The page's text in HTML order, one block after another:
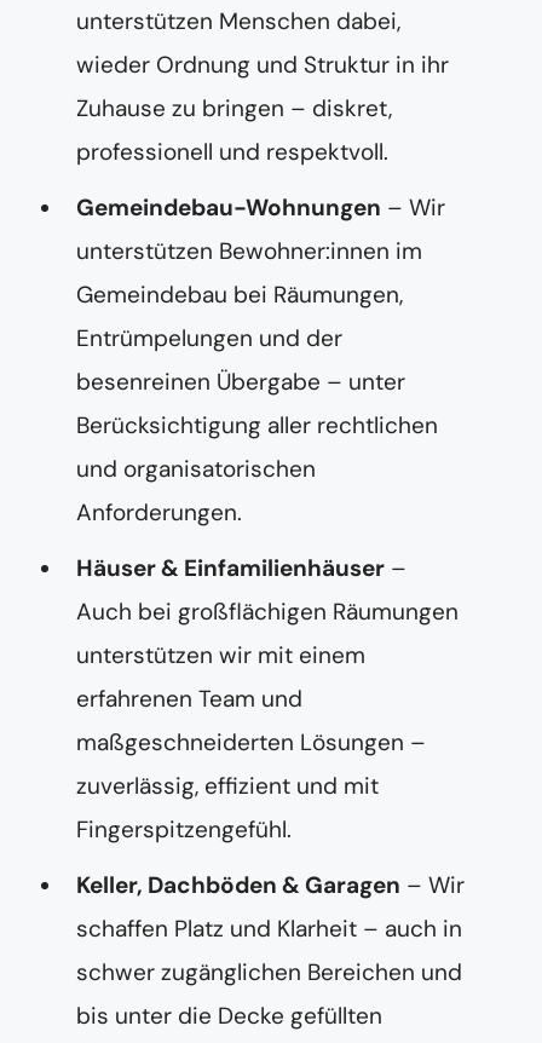
unterstützen Menschen dabei,
wieder Ordnung und Struktur in ihr
Zuhause zu bringen – diskret,
professionell und respektvoll.
Gemeindebau-Wohnungen – Wir
unterstützen Bewohner:innen im
Gemeindebau bei Räumungen,
Entrümpelungen und der
besenreinen Übergabe – unter
Berücksichtigung aller rechtlichen
und organisatorischen
Anforderungen.
Häuser & Einfamilienhäuser –
Auch bei großflächigen Räumungen
unterstützen wir mit einem
erfahrenen Team und
maßgeschneiderten Lösungen –
zuverlässig, effizient und mit
Fingerspitzengefühl.
Keller, Dachböden & Garagen – Wir
schaffen Platz und Klarheit – auch in
schwer zugänglichen Bereichen und
bis unter die Decke gefüllten